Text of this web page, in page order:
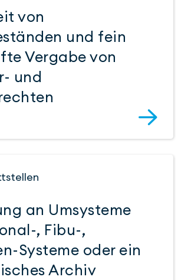
von
und fein
Vergabe von
und
an Umsysteme
, Fibu-,
Systeme oder ein
Archiv